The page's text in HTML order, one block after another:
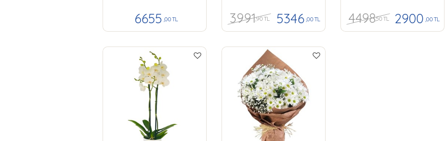
6655 ,00 TL 3991,90 TL 5346 ,00 TL 4498,50 TL 2900 ,00 TL